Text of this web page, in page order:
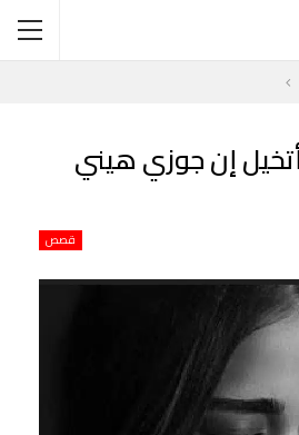
إن جوزي هيني
قصص